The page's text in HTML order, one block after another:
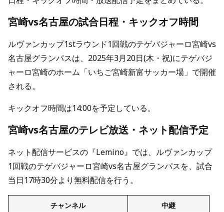
宮崎vs名古屋の試合日程・キックオフ時間
ルヴァンカップ1stラウンド1回戦のテゲバジャーロ宮崎vs
名古屋グランパスは、2025年3月20日(木・祝)にテゲバジ
ャーロ宮崎のホーム「いちご宮崎新富サッカー場」で開催
される。
キックオフ時間は14:00を予定している。
宮崎vs名古屋のテレビ放送・ネット配信予定
ネット配信サービスの『Lemino』では、ルヴァンカップ
1回戦のテゲバジャーロ宮崎vs名古屋グランパスを、試合
当日17時30分より無料配信を行う。
チャンネル 中継